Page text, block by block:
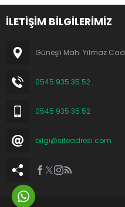
İLETİŞİM BİLGİLERİMİZ
Güneşli Mah. Yılmaz
0545 935 35 52
0545 935 35 52
bilgi@siteadresi.com